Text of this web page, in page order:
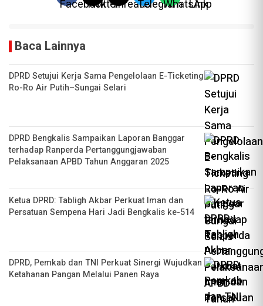
Baca Lainnya
DPRD Setujui Kerja Sama Pengelolaan E-Ticketing
Ro-Ro Air Putih–Sungai Selari
DPRD Bengkalis Sampaikan Laporan Banggar
terhadap Ranperda Pertanggungjawaban
Pelaksanaan APBD Tahun Anggaran 2025
Ketua DPRD: Tabligh Akbar Perkuat Iman dan
Persatuan Sempena Hari Jadi Bengkalis ke-514
DPRD, Pemkab dan TNI Perkuat Sinergi Wujudkan
Ketahanan Pangan Melalui Panen Raya